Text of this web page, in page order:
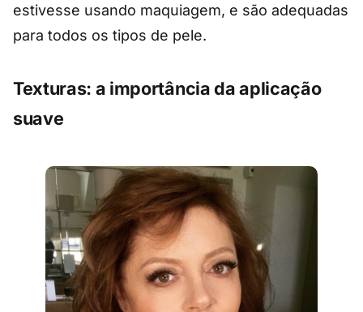
estivesse usando maquiagem, e são adequadas
para todos os tipos de pele.
Texturas: a importância da aplicação
suave